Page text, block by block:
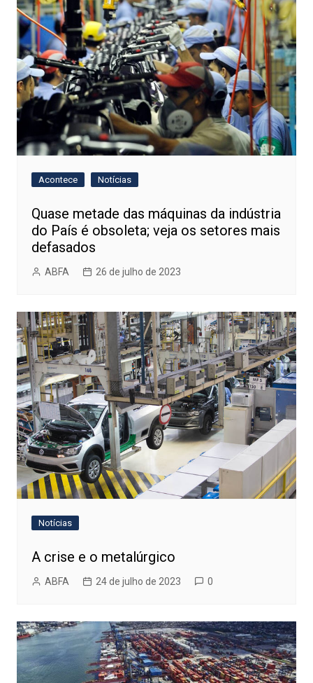
Acontece Notícias
Quase metade das máquinas da indústria
do País é obsoleta; veja os setores mais
defasados
ABFA 26 de julho de 2023
Notícias
A crise e o metalúrgico
ABFA 24 de julho de 2023 0